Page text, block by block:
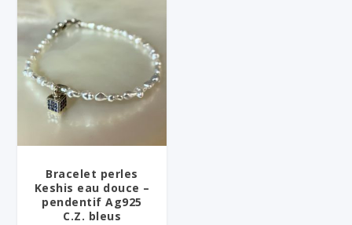
Bracelet perles
Keshis eau douce –
pendentif Ag925
C.Z. bleus